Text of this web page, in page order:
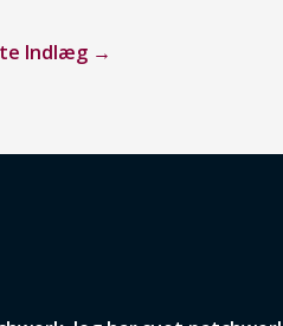
Indlæg →